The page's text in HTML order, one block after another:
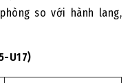
so với hành lang,
U17)